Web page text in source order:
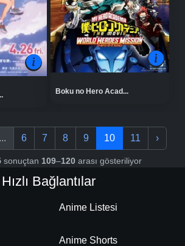
Boku no Hero Acad...
... 6 7 8 9 10 11 ›
sonuçtan 109–120arası gösteriliyor
Hızlı Bağlantılar
Anime Listesi
Anime Shorts